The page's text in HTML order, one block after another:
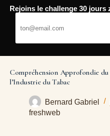
Passer
contenu
Fresh Web
Compréhension Approfondie
l’Industrie du Tabac
Bernard Gabriel
freshweb
Rejoins le challenge 30